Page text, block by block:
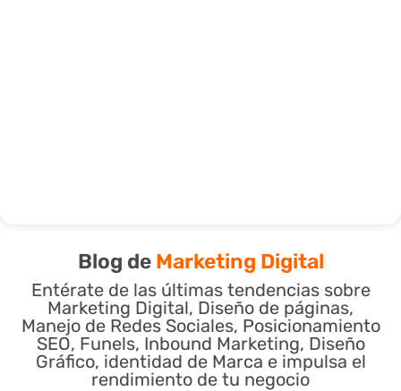
Blog deMarketing Digital
Entérate de las últimas tendencias sobre
Marketing Digital, Diseño de páginas,
Manejo de Redes Sociales, Posicionamiento
SEO, Funels, Inbound Marketing, Diseño
Gráfico, identidad de Marca e impulsa el
rendimiento de tu negocio